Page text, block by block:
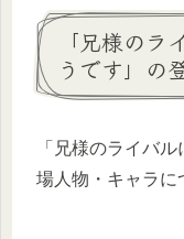
「兄様の
うです」の
「兄様のライバ
場人物・キャラに